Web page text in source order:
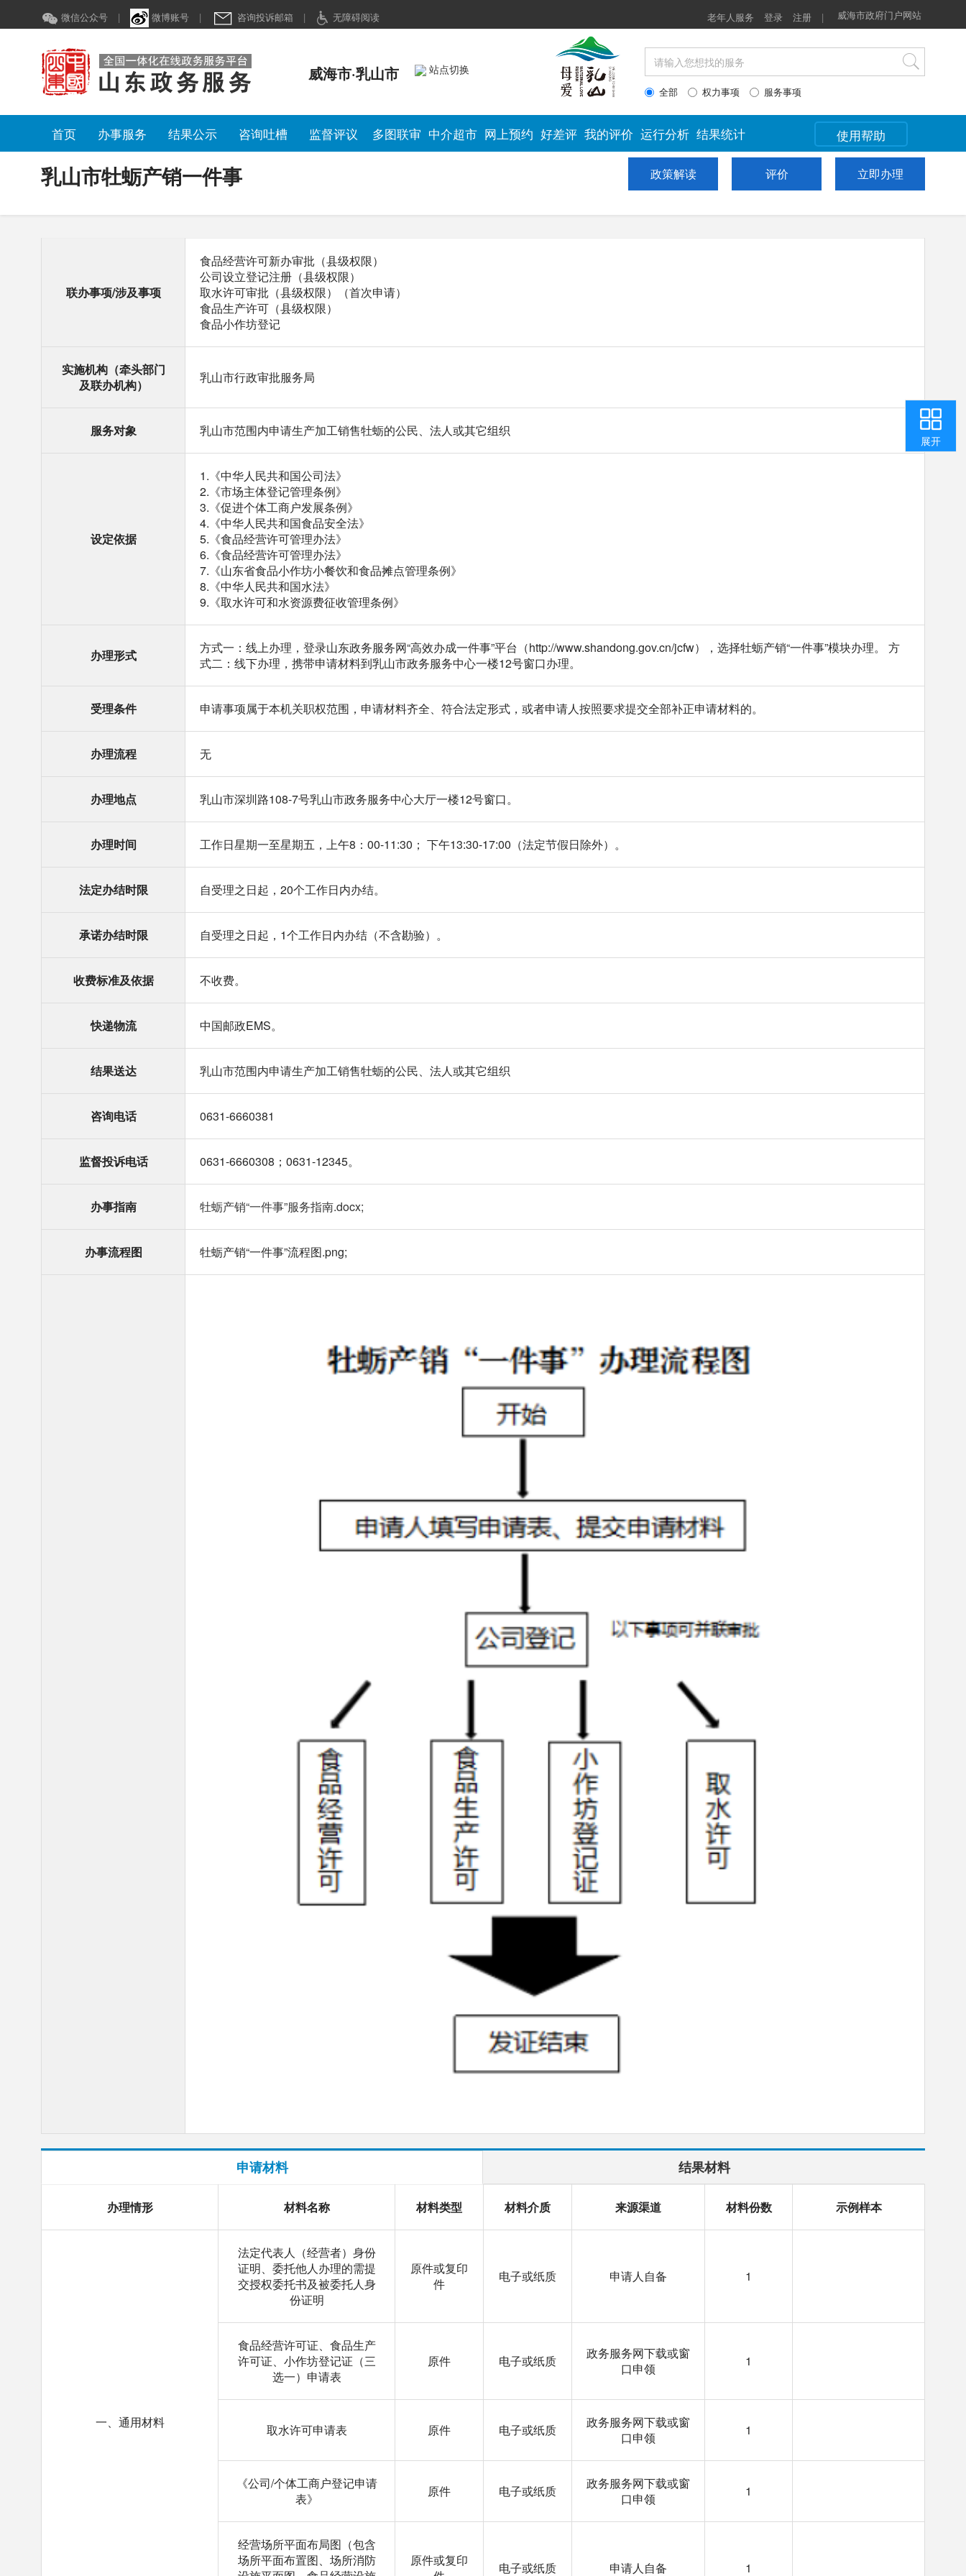
微信公众号 | 微博账号 | 咨询投诉邮箱 | 无障碍阅读 威海市政府门户网站
老年人服务 登录 注册 |
用户中心
咨询投诉
智能问答
我要纠错
返回顶部
收起
展开
威海市·乳山市 站点切换
全部 权力事项 服务事项
首页 办事服务 结果公示 咨询吐槽 监督评议 多图联审 中介超市 网上预约 好差评 我的评价 运行分析 结果统计 使用帮助
评价 立即办理
乳山市牡蛎产销一件事
乳山市牡蛎产销一件事 政策解读 评价 立即办理
联办事项/涉及事项
食品经营许可新办审批（县级权限）
公司设立登记注册（县级权限）
取水许可审批（县级权限）（首次申请）
食品生产许可（县级权限）
食品小作坊登记
实施机构（牵头部门
及联办机构）
乳山市行政审批服务局
服务对象 乳山市范围内申请生产加工销售牡蛎的公民、法人或其它组织
设定依据
1.《中华人民共和国公司法》
2.《市场主体登记管理条例》
3.《促进个体工商户发展条例》
4.《中华人民共和国食品安全法》
5.《食品经营许可管理办法》
6.《食品经营许可管理办法》
7.《山东省食品小作坊小餐饮和食品摊点管理条例》
8.《中华人民共和国水法》
9.《取水许可和水资源费征收管理条例》
办理形式
方式一：线上办理，登录山东政务服务网“高效办成一件事”平台（http://www.shandong.gov.cn/jcfw），选择牡蛎产销“一件事”模块办理。 方
式二：线下办理，携带申请材料到乳山市政务服务中心一楼12号窗口办理。
受理条件 申请事项属于本机关职权范围，申请材料齐全、符合法定形式，或者申请人按照要求提交全部补正申请材料的。
办理流程 无
办理地点 乳山市深圳路108-7号乳山市政务服务中心大厅一楼12号窗口。
办理时间 工作日星期一至星期五，上午8：00-11:30； 下午13:30-17:00（法定节假日除外）。
法定办结时限 自受理之日起，20个工作日内办结。
承诺办结时限 自受理之日起，1个工作日内办结（不含勘验）。
收费标准及依据 不收费。
快递物流 中国邮政EMS。
结果送达 乳山市范围内申请生产加工销售牡蛎的公民、法人或其它组织
咨询电话 0631-6660381
监督投诉电话 0631-6660308；0631-12345。
办事指南 牡蛎产销“一件事”服务指南.docx;
办事流程图 牡蛎产销“一件事”流程图.png;
申请材料 结果材料
办理情形 材料名称 材料类型 材料介质 来源渠道 材料份数 示例样本
一、通用材料
法定代表人（经营者）身份
证明、委托他人办理的需提
交授权委托书及被委托人身
份证明
原件或复印
件
电子或纸质 申请人自备 1
食品经营许可证、食品生产
许可证、小作坊登记证（三
选一）申请表
原件 电子或纸质
政务服务网下载或窗
口申领
1
取水许可申请表 原件 电子或纸质
政务服务网下载或窗
口申领
1
《公司/个体工商户登记申请
表》
原件 电子或纸质
政务服务网下载或窗
口申领
1
经营场所平面布局图（包含
场所平面布置图、场所消防
原件或复印
电子或纸质 申请人自备 1